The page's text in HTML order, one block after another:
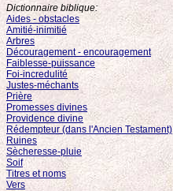
Dictionnaire biblique:
Aides - obstacles
Amitié-inimitié
Arbres
Découragement - encouragement
Faiblesse-puissance
Foi-incredulité
Justes-méchants
Prière
Promesses divines
Providence divine
Rédempteur (dans l'Ancien Testament)
Ruines
Sècheresse-pluie
Soif
Titres et noms
Vers